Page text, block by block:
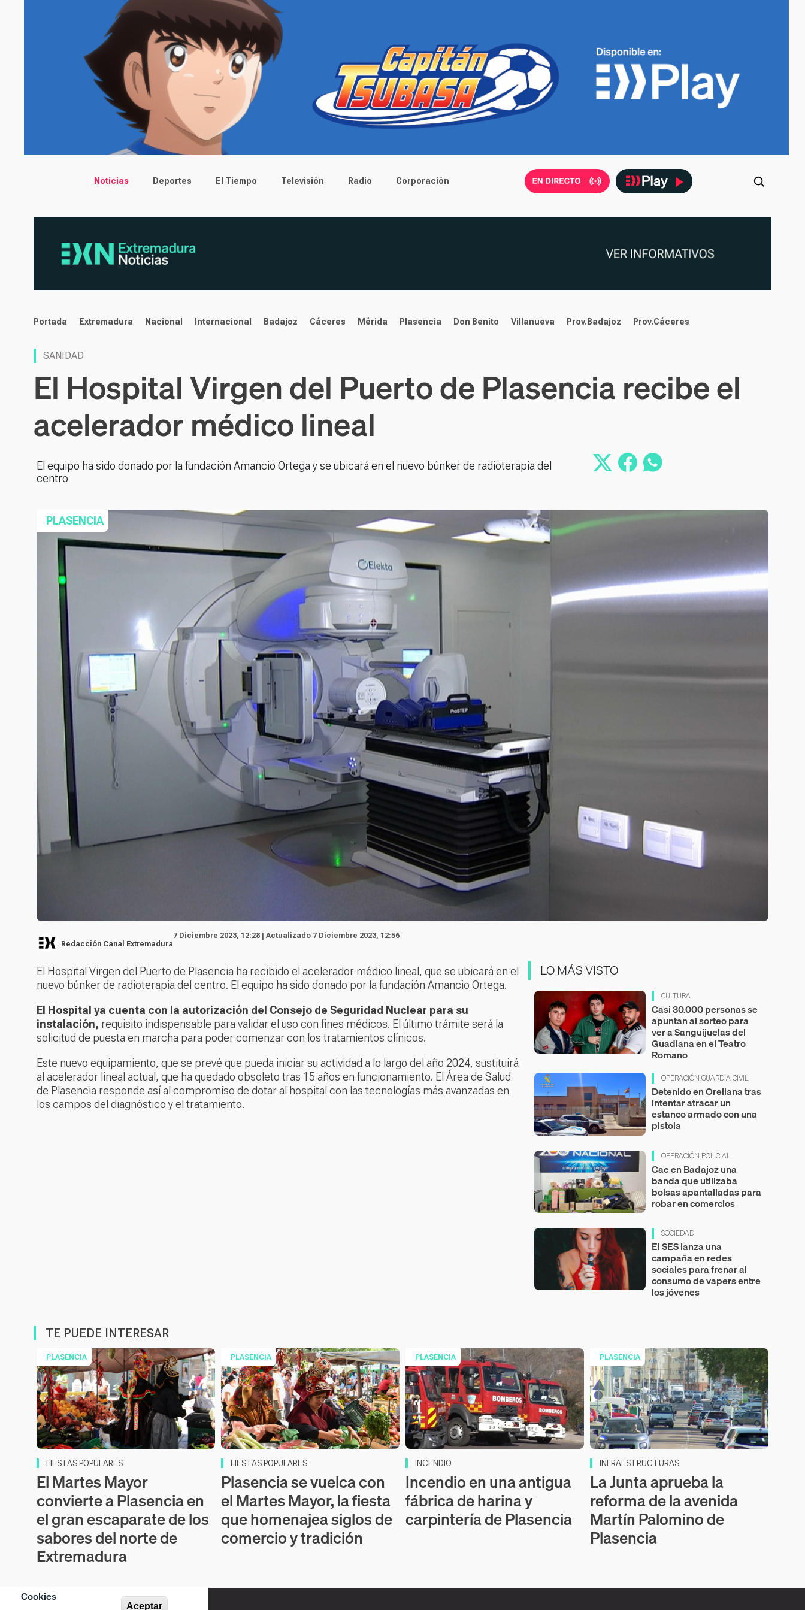
Cookies
Aceptar
Main menu
Noticias Deportes El Tiempo Televisión Radio Corporación
noticias
Portada Extremadura Nacional Internacional Badajoz Cáceres Mérida Plasencia Don Benito Villanueva Prov.Badajoz Prov.Cáceres
SANIDAD
El Hospital Virgen del Puerto de Plasencia recibe el
acelerador médico lineal
El equipo ha sido donado por la fundación Amancio Ortega y se ubicará en el nuevo búnker de radioterapia del
centro
PLASENCIA
Redacción Canal Extremadura
7 Diciembre 2023, 12:28 | Actualizado 7 Diciembre 2023, 12:56
El Hospital Virgen del Puerto de Plasencia ha recibido el acelerador médico lineal, que se ubicará en el
nuevo búnker de radioterapia del centro. El equipo ha sido donado por la fundación Amancio Ortega.
El Hospital ya cuenta con la autorización del Consejo de Seguridad Nuclear para su
instalación, requisito indispensable para validar el uso con fines médicos. El último trámite será la
solicitud de puesta en marcha para poder comenzar con los tratamientos clínicos.
Este nuevo equipamiento, que se prevé que pueda iniciar su actividad a lo largo del año 2024, sustituirá
al acelerador lineal actual, que ha quedado obsoleto tras 15 años en funcionamiento. El Área de Salud
de Plasencia responde así al compromiso de dotar al hospital con las tecnologías más avanzadas en
los campos del diagnóstico y el tratamiento.
LO MÁS VISTO
CULTURA
Casi 30.000 personas se
apuntan al sorteo para
ver a Sanguijuelas del
Guadiana en el Teatro
Romano
OPERACIÓN GUARDIA CIVIL
Detenido en Orellana tras
intentar atracar un
estanco armado con una
pistola
OPERACIÓN POLICIAL
Cae en Badajoz una
banda que utilizaba
bolsas apantalladas para
robar en comercios
SOCIEDAD
El SES lanza una
campaña en redes
sociales para frenar al
consumo de vapers entre
los jóvenes
TE PUEDE INTERESAR
PLASENCIA
FIESTAS POPULARES
El Martes Mayor
convierte a Plasencia en
el gran escaparate de los
sabores del norte de
Extremadura
PLASENCIA
FIESTAS POPULARES
Plasencia se vuelca con
el Martes Mayor, la fiesta
que homenajea siglos de
comercio y tradición
PLASENCIA
INCENDIO
Incendio en una antigua
fábrica de harina y
carpintería de Plasencia
PLASENCIA
INFRAESTRUCTURAS
La Junta aprueba la
reforma de la avenida
Martín Palomino de
Plasencia